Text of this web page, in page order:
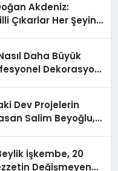
son modeli
Madoka Plus
sunuldu. Tam
mobil uygulama
entegrasyonu
sistemlerinin
konforlu ve
Enerji
modern yaşam
Akdeniz:
Çıkarlar Her Şeyin
Daha Büyük
Dekorasyon
Dev Projelerin
Salim Beyoğlu,
İşkembe, 20
Değişmeyen